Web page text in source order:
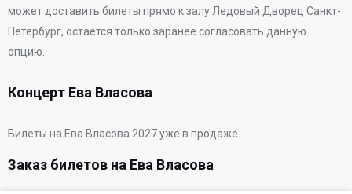
может доставить билеты прямо к залу Ледовый Дворец Санкт-
Петербург, остается только заранее согласовать данную
опцию.
Концерт Ева Власова
Билеты на Ева Власова 2027 уже в продаже.
Заказ билетов на Ева Власова